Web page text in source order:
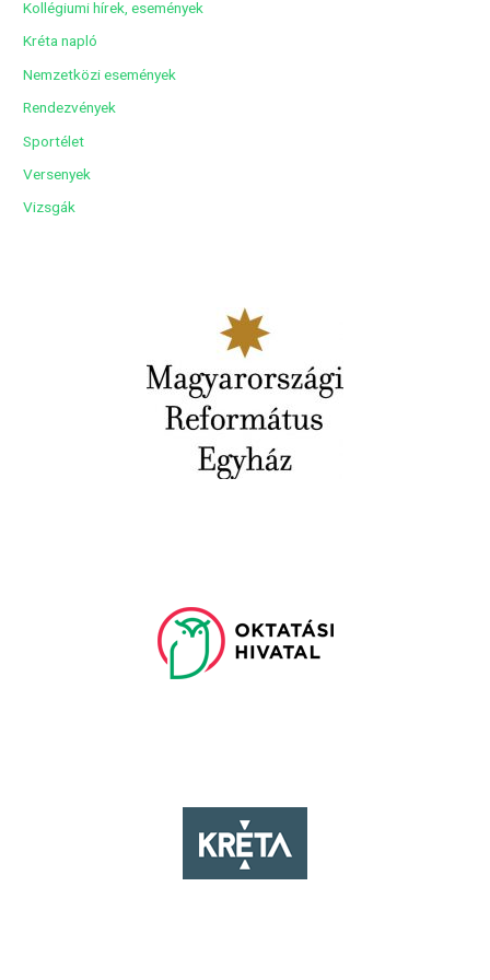
Kollégiumi hírek, események
Kréta napló
Nemzetközi események
Rendezvények
Sportélet
Versenyek
Vizsgák